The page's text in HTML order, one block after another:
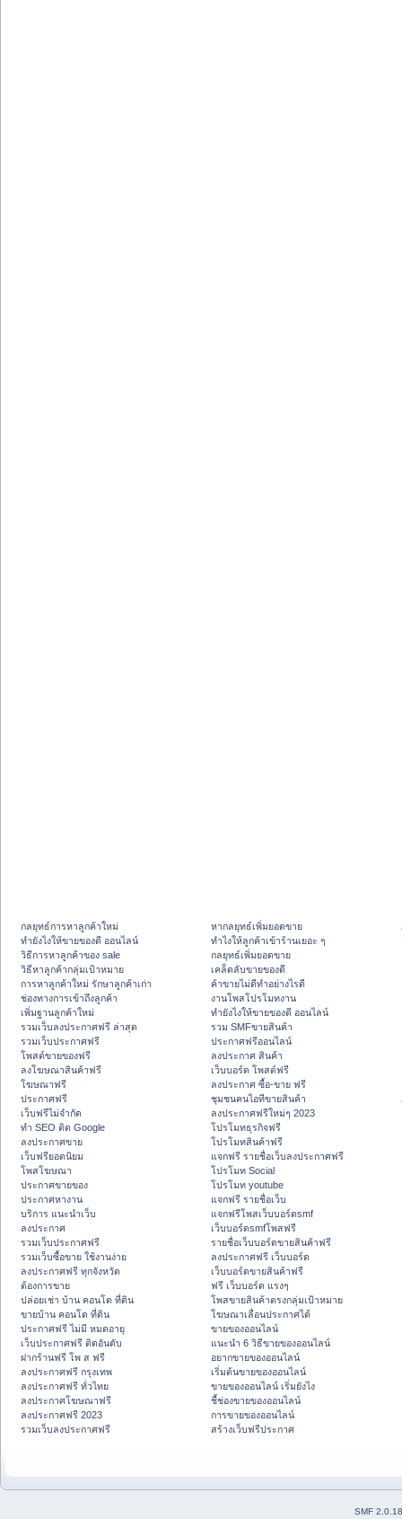
กลยุทธ์การหาลูกค้าใหม่
ทํายังไงให้ขายของดี ออนไลน์
วิธีการหาลูกค้าของ sale
วิธีหาลูกค้ากลุ่มเป้าหมาย
การหาลูกค้าใหม่ รักษาลูกค้าเก่า
ช่องทางการเข้าถึงลูกค้า
เพิ่มฐานลูกค้าใหม่
รวมเว็บลงประกาศฟรี ล่าสุด
รวมเว็บประกาศฟรี
โพสต์ขายของฟรี
ลงโฆษณาสินค้าฟรี
โฆษณาฟรี
ประกาศฟรี
เว็บฟรีไม่จำกัด
ทำ SEO ติด Google
ลงประกาศขาย
เว็บฟรียอดนิยม
โพสโฆษณา
ประกาศขายของ
ประกาศหางาน
บริการ แนะนำเว็บ
ลงประกาศ
รวมเว็บประกาศฟรี
รวมเว็บซื้อขาย ใช้งานง่าย
ลงประกาศฟรี ทุกจังหวัด
ต้องการขาย
ปล่อยเช่า บ้าน คอนโด ที่ดิน
ขายบ้าน คอนโด ที่ดิน
ประกาศฟรี ไม่มี หมดอายุ
เว็บประกาศฟรี ติดอันดับ
ฝากร้านฟรี โพ ส ฟรี
ลงประกาศฟรี กรุงเทพ
ลงประกาศฟรี ทั่วไทย
ลงประกาศโฆษณาฟรี
ลงประกาศฟรี 2023
รวมเว็บลงประกาศฟรี
หากลยุทธ์เพิ่มยอดขาย
ทําไงให้ลูกค้าเข้าร้านเยอะ ๆ
กลยุทธ์เพิ่มยอดขาย
เคล็ดลับขายของดี
ค้าขายไม่ดีทำอย่างไรดี
งานโพสโปรโมทงาน
ทํายังไงให้ขายของดี ออนไลน์
รวม SMFขายสินค้า
ประกาศฟรีออนไลน์
ลงประกาศ สินค้า
เว็บบอร์ด โพสต์ฟรี
ลงประกาศ ซื้อ-ขาย ฟรี
ชุมชนคนไอทีขายสินค้า
ลงประกาศฟรีใหม่ๆ 2023
โปรโมทธุรกิจฟรี
โปรโมทสินค้าฟรี
แจกฟรี รายชื่อเว็บลงประกาศฟรี
โปรโมท Social
โปรโมท youtube
แจกฟรี รายชื่อเว็บ
แจกฟรีโพสเว็บบอร์ดsmf
เว็บบอร์ดsmfโพสฟรี
รายชื่อเว็บบอร์ดขายสินค้าฟรี
ลงประกาศฟรี เว็บบอร์ด
เว็บบอร์ดขายสินค้าฟรี
ฟรี เว็บบอร์ด แรงๆ
โพสขายสินค้าตรงกลุ่มเป้าหมาย
โฆษณาเลื่อนประกาศได้
ขายของออนไลน์
แนะนำ 6 วิธีขายของออนไลน์
อยากขายของออนไลน์
เริ่มต้นขายของออนไลน์
ขายของออนไลน์ เริ่มยังไง
ชี้ช่องขายของออนไลน์
การขายของออนไลน์
สร้างเว็บฟรีประกาศ
SMF 2.0.18